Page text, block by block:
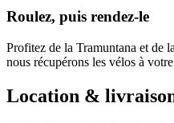
Roulez, puis rendez-le
Profitez de la Tramuntana et de
nous récupérons les vélos à
Location &